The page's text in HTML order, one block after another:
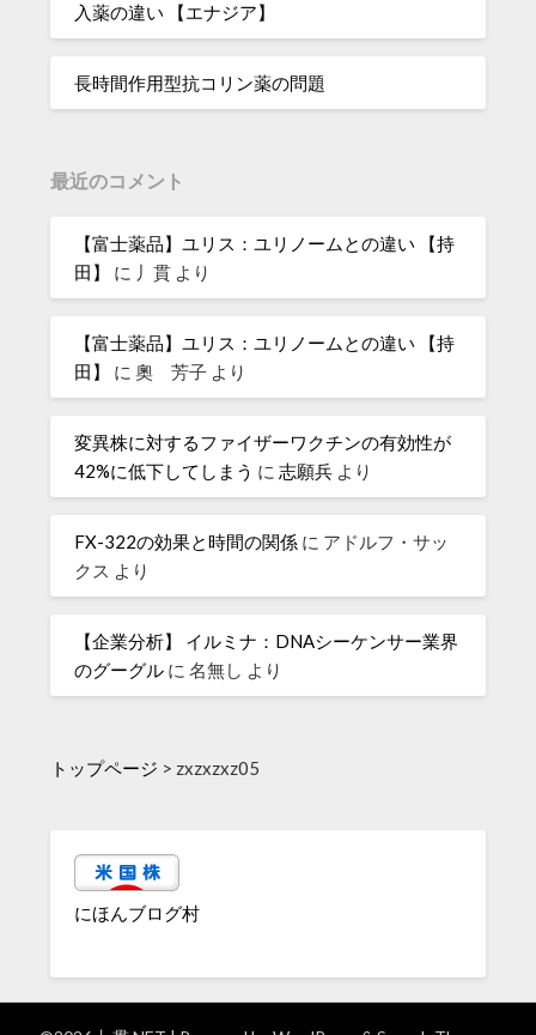
入薬の違い 【エナジア】
長時間作用型抗コリン薬の問題
最近のコメント
【富士薬品】ユリス：ユリノームとの違い 【持
田】
に 丿貫 より
【富士薬品】ユリス：ユリノームとの違い 【持
田】
に奧 芳子 より
変異株に対するファイザーワクチンの有効性が
42%に低下してしまう に志願兵 より
FX-322の効果と時間の関係 に アドルフ・サッ
クス より
【企業分析】 イルミナ：DNAシーケンサー業界
のグーグル に名無し より
トップページ > zxzxzxz05
にほんブログ村